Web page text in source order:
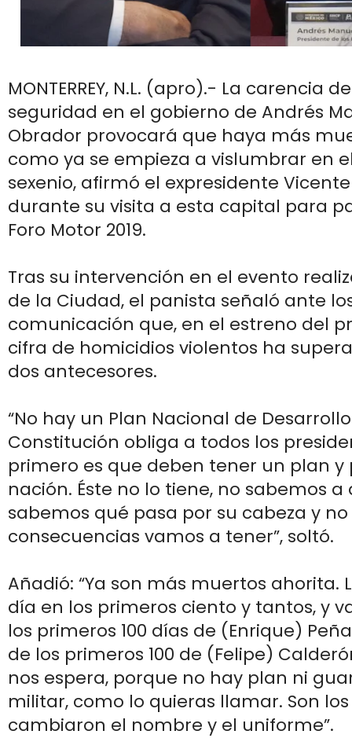
MONTERREY, N.L. (apro).- La carencia
seguridad en el gobierno de Andrés
Obrador provocará que haya más
como ya se empieza a vislumbrar en
sexenio, afirmó el expresidente
durante su visita a esta capital para
Foro Motor 2019.
Tras su intervención en el evento
de la Ciudad, el panista señaló ante
comunicación que, en el estreno del
cifra de homicidios violentos ha
dos antecesores.
“No hay un Plan Nacional de
Constitución obliga a todos los
primero es que deben tener un plan
nación. Éste no lo tiene, no sabemos a
sabemos qué pasa por su cabeza y
consecuencias vamos a tener”, soltó.
Añadió: “Ya son más muertos ahorita.
día en los primeros ciento y tantos, y
los primeros 100 días de (Enrique)
de los primeros 100 de (Felipe)
nos espera, porque no hay plan ni
militar, como lo quieras llamar. Son los
cambiaron el nombre y el uniforme”.